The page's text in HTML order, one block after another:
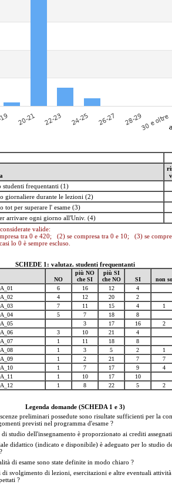
studenti frequentanti (1)
giornaliere durante le lezioni (2)
tot per superare l' esame (3)
arrivare ogni giorno all'Univ. (4)
valide:
tra 0 e 420; (2) se compresa tra 0 e 10; (3) se
lo 0 è sempre escluso.
SCHEDE 1: valutaz. studenti frequentanti
NO
più NO
che SI
più SI
che NO
SI
non so
6 16 12
4
4 12 20
2
7 11 15 4
1
5 7 18
8
3 17 16
2
3 10 21
4
1 11 18
8
1 3 5 2
1
1 2 21 7
7
1 7 17 9
4
1 10 17
10
1 8 22 5 2
Legenda domande (SCHEDA 1 e 3)
preliminari possedute sono risultate sufficienti per la
previsti nel programma d'esame ?
studio dell'insegnamento è proporzionato ai crediti
didattico (indicato e disponibile) è adeguato per lo studio
di esame sono state definite in modo chiaro ?
svolgimento di lezioni, esercitazioni e altre eventuali
?